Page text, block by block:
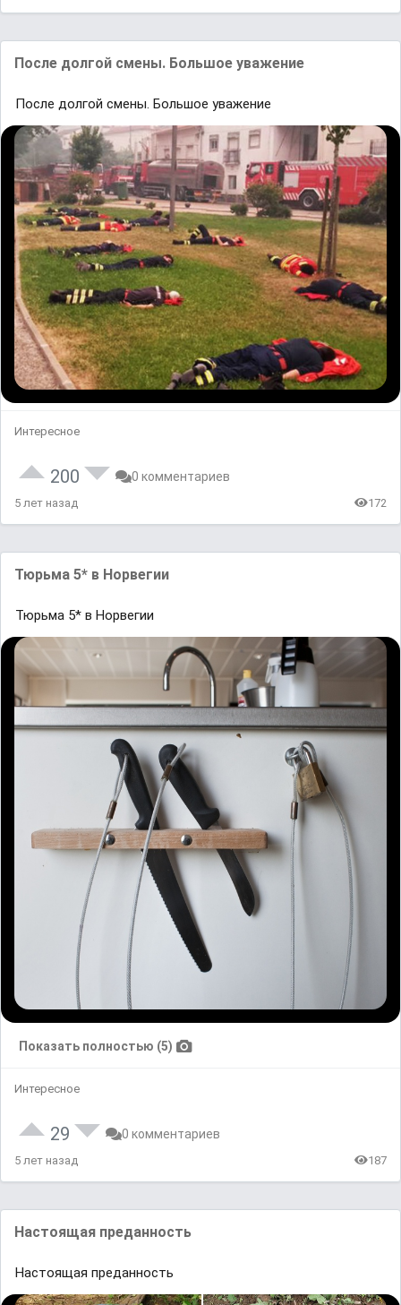
После долгой смены. Большое уважение
После долгой смены. Большое уважение
Интересное
200 0 комментариев
5 лет назад 172
Тюрьма 5* в Норвегии
Тюрьма 5* в Норвегии
Показать полностью (5)
Интересное
29 0 комментариев
5 лет назад 187
Настоящая преданность
Настоящая преданность